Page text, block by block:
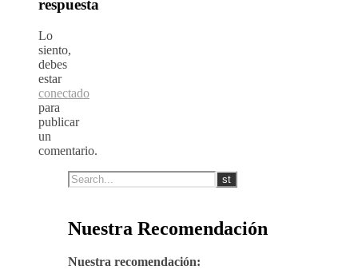
respuesta
Lo
siento,
debes
estar
conectado
para
publicar
un
comentario.
Nuestra Recomendación
Nuestra recomendación: